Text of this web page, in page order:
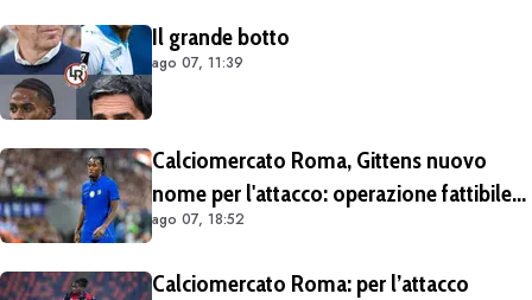
Il grande botto
ago 07, 11:39
Calciomercato Roma, Gittens nuovo
nome per l'attacco: operazione fattibile
solo in prestito
ago 07, 18:52
Calciomercato Roma: per l’attacco